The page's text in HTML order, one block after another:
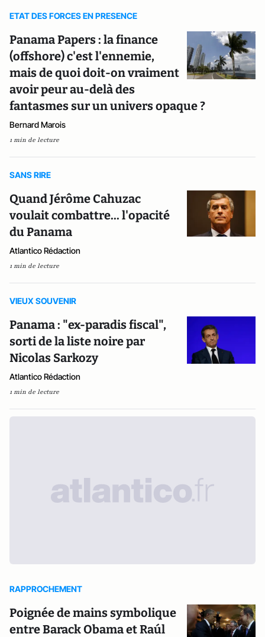
ETAT DES FORCES EN PRESENCE
Panama Papers : la finance
(offshore) c'est l'ennemie,
mais de quoi doit-on vraiment
avoir peur au-delà des
fantasmes sur un univers opaque ?
Bernard Marois
1 min de lecture
SANS RIRE
Quand Jérôme Cahuzac
voulait combattre... l'opacité
du Panama
Atlantico Rédaction
1 min de lecture
VIEUX SOUVENIR
Panama : "ex-paradis fiscal",
sorti de la liste noire par
Nicolas Sarkozy
Atlantico Rédaction
1 min de lecture
RAPPROCHEMENT
Poignée de mains symbolique
entre Barack Obama et Raúl